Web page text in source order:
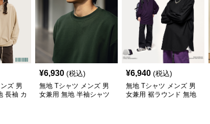
ズ 男
長袖 カ
¥6,930 (税込)
無地 Tシャツ メンズ 男
女兼用 無地 半袖シャツ
¥6,940 (税込)
無地 Tシャツ メンズ 男
女兼用 裾ラウンド 無地